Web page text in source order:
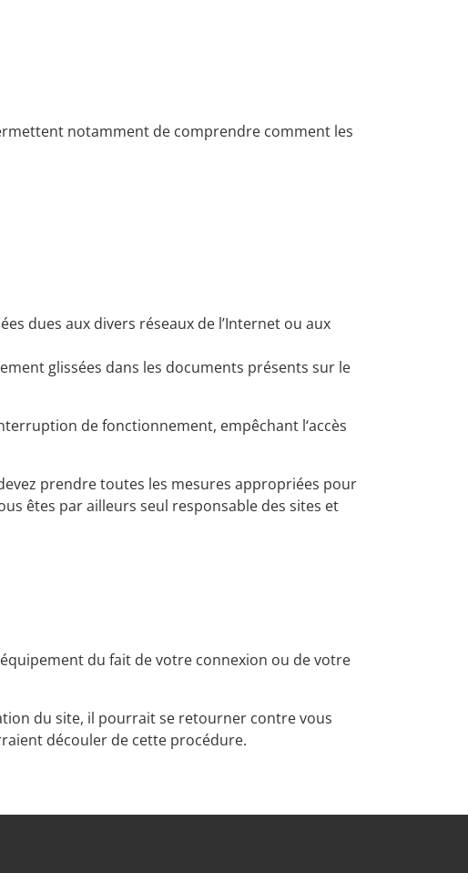
notamment de comprendre comment les
dues aux divers réseaux de l’Internet ou aux
glissées dans les documents présents sur le
de fonctionnement, empêchant l‘accès
prendre toutes les mesures appropriées pour
êtes par ailleurs seul responsable des sites et
du fait de votre connexion ou de votre
du site, il pourrait se retourner contre vous
découler de cette procédure.